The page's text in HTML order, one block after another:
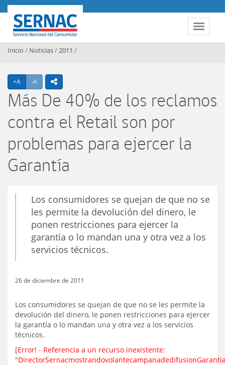
Contenido principal
Toggle
SERNAC
Inicio / Noticias/2011 /
+A Agrandar texto
-A Achicar textoicono compartir
Más De 40% de los reclamos
contra el Retail son por
problemas para ejercer la
Garantía
Los consumidores se quejan de que no se
les permite la devolución del dinero, le
ponen restricciones para ejercer la
garantía o lo mandan una y otra vez a los
servicios técnicos.
26 de diciembre de 2011
Los consumidores se quejan de que no se les permite la
devolución del dinero, le ponen restricciones para ejercer
la garantía o lo mandan una y otra vez a los servicios
técnicos.
[Error! - Referencia a un recurso inexistente: